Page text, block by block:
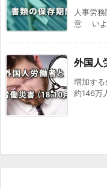
人事労
意 いよ
外国人
増加す
約146万